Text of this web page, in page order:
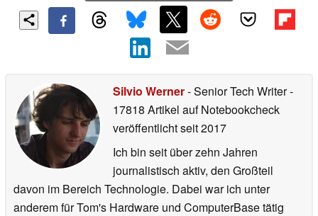
Silvio Werner- Senior Tech Writer-
17818 Artikel auf Notebookcheck
veröffentlichtseit 2017
Ich bin seit über zehn Jahren
journalistisch aktiv, den Großteil
davon im Bereich Technologie. Dabei war ich unter
anderem für Tom's Hardware und ComputerBase tätig